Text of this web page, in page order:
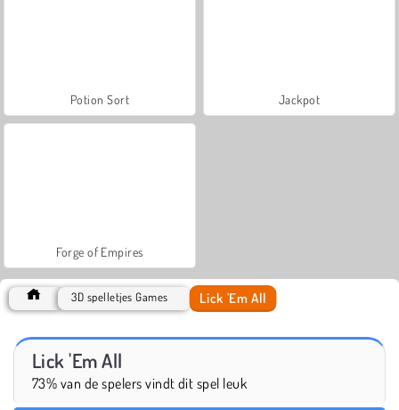
Potion Sort Jackpot
Forge of Empires
3D spelletjes Games Lick 'Em All
Lick 'Em All
73% van de spelers vindt dit spel leuk